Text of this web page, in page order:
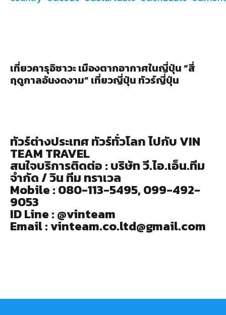
เที่ยวคารุอิซาวะ เมืองตากอากาศในญี่ปุ่น “สี่
ฤดูกาลอันงดงาม” เที่ยวญี่ปุ่น ทัวร์ญี่ปุ่น
ทัวร์ต่างประเทศ ทัวร์ทั่วโลก ไปกับ VIN
TEAM TRAVEL
สนใจบริการติดต่อ : บริษัท วี.ไอ.เอ็น.ทีม
จำกัด / วิน ทีม ทราเวล
Mobile : 080-113-5495, 099-492-
9053
ID Line : @vinteam
Email : vinteam.co.ltd@gmail.com